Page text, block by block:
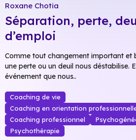
Roxane Chotia
Séparation, perte,
d’emploi
Comme tout changement important et
une perte ou un deuil nous déstabilise.
événement que nous..
Coaching de vie
Coaching en orientation
Coaching professionnel
Psychothérapie